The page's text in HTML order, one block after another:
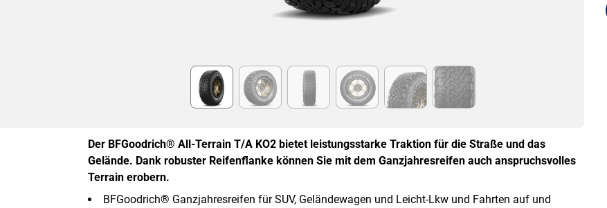
Der BFGoodrich® All-Terrain T/A KO2 bietet leistungsstarke Traktion für die Straße und das
Gelände. Dank robuster Reifenflanke können Sie mit dem Ganzjahresreifen auch anspruchsvolles
Terrain erobern.
BFGoodrich® Ganzjahresreifen für SUV, Geländewagen und Leicht-Lkw und Fahrten auf und